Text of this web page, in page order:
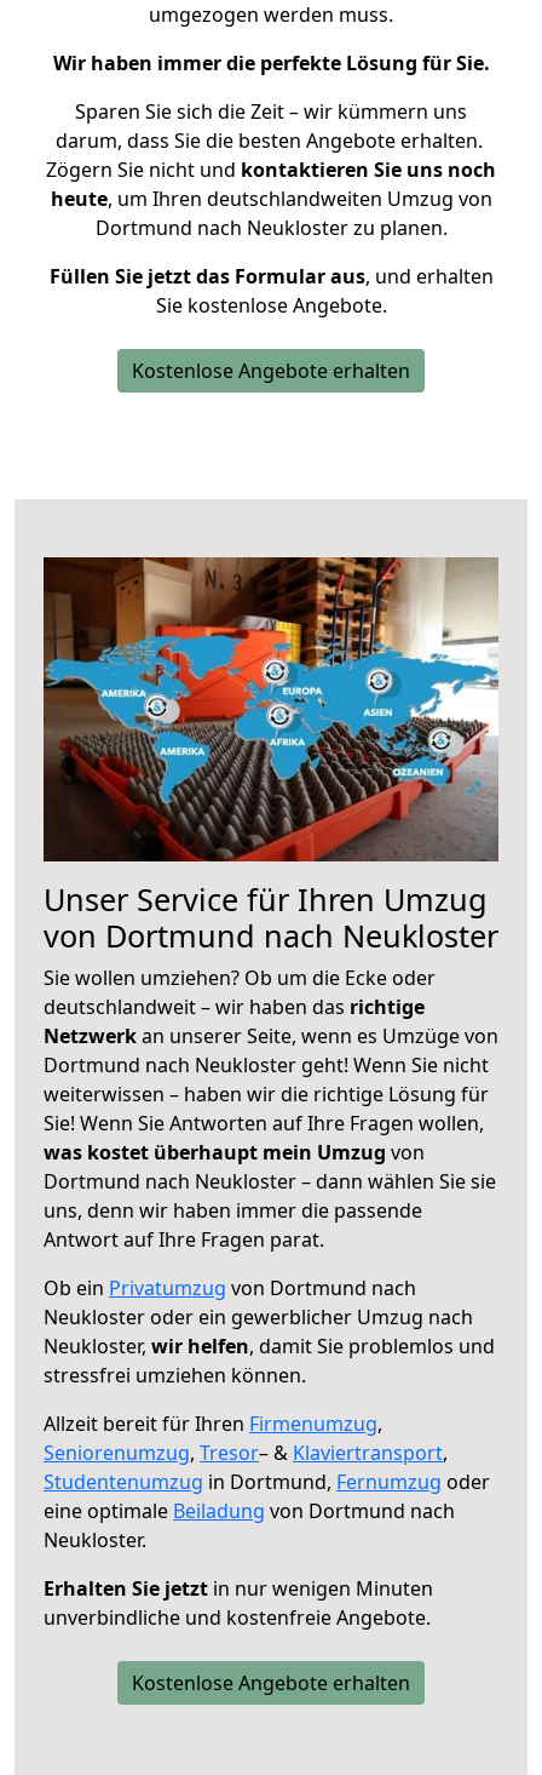
umgezogen werden muss.
Wir haben immer die perfekte Lösung für Sie.
Sparen Sie sich die Zeit – wir kümmern uns
darum, dass Sie die besten Angebote erhalten.
Zögern Sie nicht und kontaktieren Sie uns noch
heute, um Ihren deutschlandweiten Umzug von
Dortmund nach Neukloster zu planen.
Füllen Sie jetzt das Formular aus, und erhalten
Sie kostenlose Angebote.
Kostenlose Angebote erhalten
Unser Service für Ihren Umzug
von Dortmund nach Neukloster
Sie wollen umziehen? Ob um die Ecke oder
deutschlandweit – wir haben das richtige
Netzwerkan unserer Seite, wenn es Umzüge von
Dortmund nach Neukloster geht! Wenn Sie nicht
weiterwissen – haben wir die richtige Lösung für
Sie! Wenn Sie Antworten auf Ihre Fragen wollen,
was kostet überhaupt mein Umzug von
Dortmund nach Neukloster – dann wählen Sie sie
uns, denn wir haben immer die passende
Antwort auf Ihre Fragen parat.
Ob ein Privatumzug von Dortmund nach
Neukloster oder ein gewerblicher Umzug nach
Neukloster, wir helfen, damit Sie problemlos und
stressfrei umziehen können.
Allzeit bereit für Ihren Firmenumzug,
Seniorenumzug, Tresor– & Klaviertransport,
Studentenumzug in Dortmund, Fernumzug oder
eine optimale Beiladung von Dortmund nach
Neukloster.
Erhalten Sie jetzt in nur wenigen Minuten
unverbindliche und kostenfreie Angebote.
Kostenlose Angebote erhalten